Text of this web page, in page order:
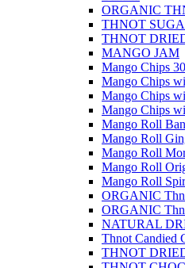
ORGANIC
THNOT
THNOT
MANGO JAM
Mango Chips
Mango Chips
Mango Chips
Mango Chips
Mango Roll
Mango Roll
Mango Roll
Mango Roll
Mango Roll
ORGANIC
ORGANIC
NATURAL
Thnot Candied
THNOT